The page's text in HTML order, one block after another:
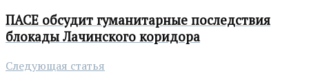
ПАСЕ обсудит гуманитарные последствия
блокады Лачинского коридора
Следующая статья